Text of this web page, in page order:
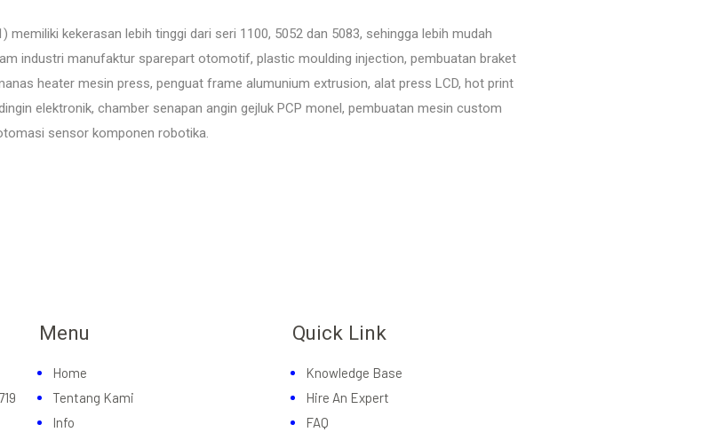
memiliki kekerasan lebih tinggi dari seri 1100, 5052 dan 5083, sehingga lebih mudah
industri manufaktur sparepart otomotif, plastic moulding injection, pembuatan braket
heater mesin press, penguat frame alumunium extrusion, alat press LCD, hot print
elektronik, chamber senapan angin gejluk PCP monel, pembuatan mesin custom
sensor komponen robotika.
Menu
Home
Tentang Kami
Info
Quick Link
Knowledge Base
Hire An Expert
FAQ